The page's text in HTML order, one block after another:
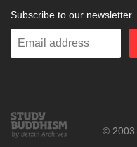
Subscribe to our newsletter
Enter
Study
Buddhism
©